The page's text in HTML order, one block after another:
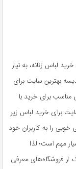
لباس زنانه، به نیاز
بهترین سایت برای
برای خرید با
برای خرید لباس زیر
خوبی را به کاربران خود
مهم است؛ لذا
فروشگاه‌های معرفی